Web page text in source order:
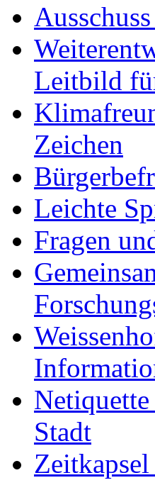
Leitbild
Zeichen
Leichte
Fragen
Stadt